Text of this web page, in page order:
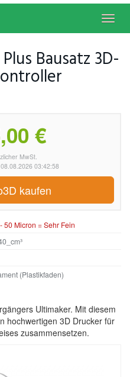
Bausatz 3D-
€
MwSt.
03:42:58
kaufen
50 Micron = Sehr Fein
(Plastikfaden)
Ultimaker. Mit diesem
hochwertigen 3D Drucker für
zusammensetzen.